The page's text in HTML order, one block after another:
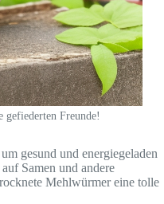
gefiederten Freunde!
gesund und energiegeladen
Samen und andere
Mehlwürmer eine tolle